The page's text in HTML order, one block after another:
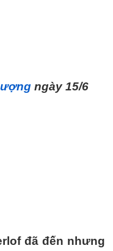
ngày 15/6
đã đến nhưng